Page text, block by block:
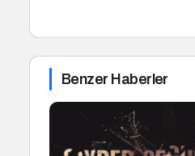
Benzer Haberler